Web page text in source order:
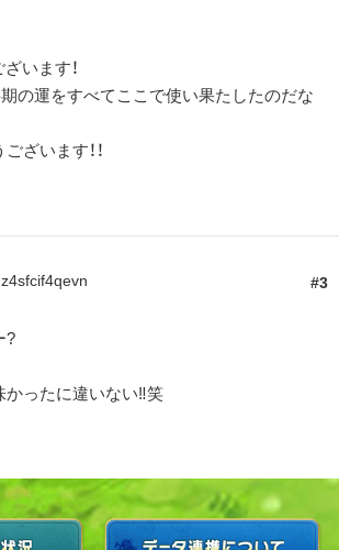
います！
期の運をすべてここで使い果たしたのだな
ざいます！！
3
?
かったに違いない‼️笑